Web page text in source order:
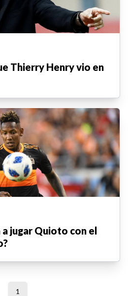
Thierry Henry vio en
jugar Quioto con el
1